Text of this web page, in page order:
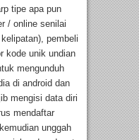
tipe apa pun
/ online senilai
pembeli
kode unik undian
mengunduh
di android dan
mengisi data diri
mendaftar
unggah